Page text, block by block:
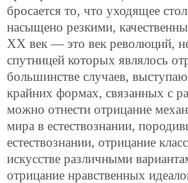
бросается то, что уходящее
насыщено резкими,
ХХ век — это век революций,
спутницей которых являлось
большинстве случаев,
крайних формах, связанных с
можно отнести отрицание
мира в естествознании,
естествознании, отрицание
искусстве различными
отрицание нравственных